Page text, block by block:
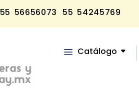
55 56656073 55 54245769
Catálogo